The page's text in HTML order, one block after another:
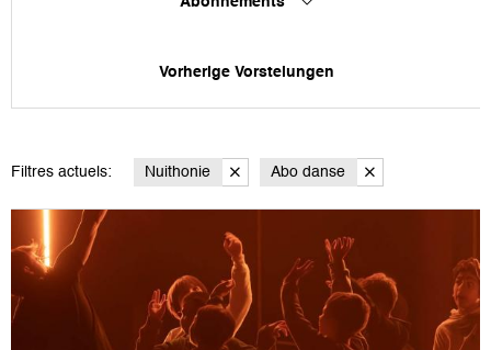
Vorherige Vorstelungen
Filtres actuels: Nuithonie Abo danse